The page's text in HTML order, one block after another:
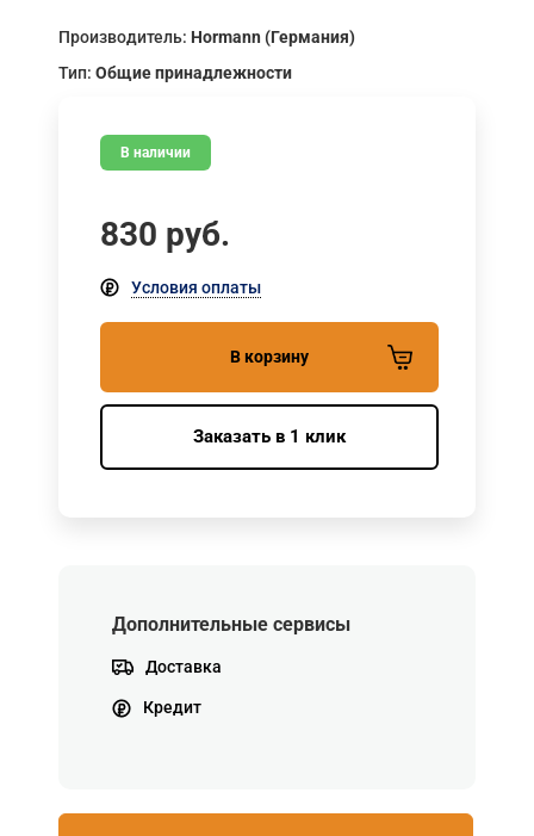
Производитель: Hormann (Германия)
Тип: Общие принадлежности
В наличии
830 руб.
Условия оплаты
В корзину
Заказать в 1 клик
Дополнительные сервисы
Доставка
Кредит